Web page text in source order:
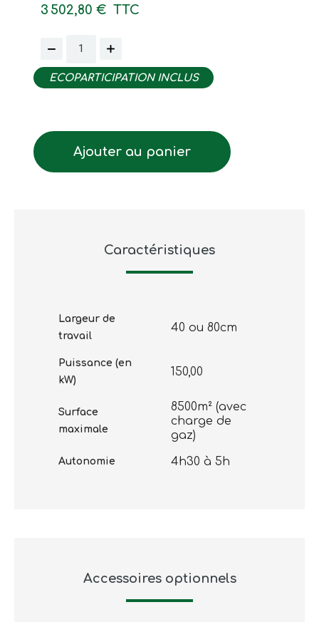
3 502,80 € TTC
ECOPARTICIPATION INCLUS
Ajouter au panier
Caractéristiques
Largeur de
travail
40 ou 80cm
Puissance (en
kW)
150,00
Surface
maximale
8500m² (avec
charge de
gaz)
Autonomie 4h30 à 5h
Accessoires optionnels